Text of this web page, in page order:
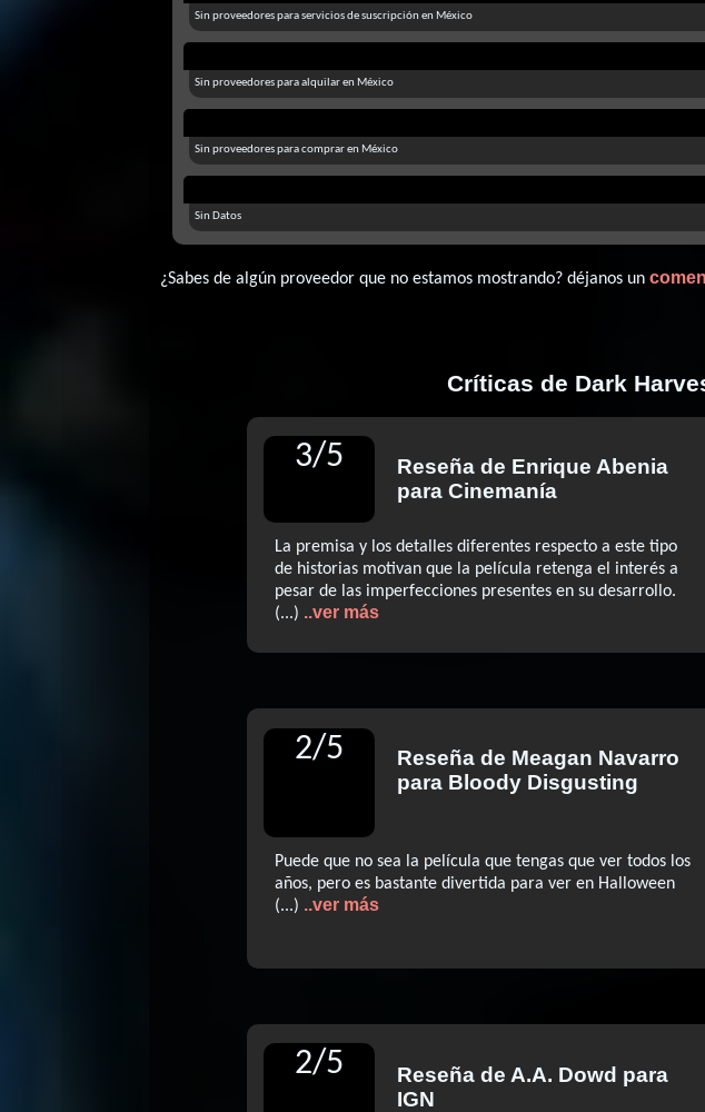
Sin proveedores para servicios de suscripción en México
Sin proveedores para alquilar en México
Sin proveedores para comprar en México
Sin Datos
¿Sabes de algún proveedor que no estamos mostrando? déjanos un
Críticas de Dark
3/5 Reseña de Enrique Abenia
para Cinemanía
La premisa y los detalles diferentes respecto a este tipo
de historias motivan que la película retenga el interés a
pesar de las imperfecciones presentes en su desarrollo.
(...) ..ver más
2/5 Reseña de Meagan Navarro
para Bloody Disgusting
Puede que no sea la película que tengas que ver todos los
años, pero es bastante divertida para ver en Halloween
(...) ..ver más
2/5 Reseña de A.A. Dowd para
IGN